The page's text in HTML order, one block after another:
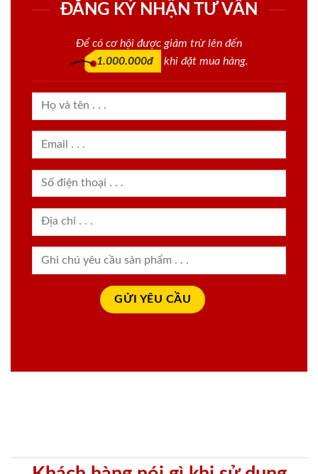
ĐĂNG KÝ NHẬN TƯ VẤN
Để có cơ hội được giảm trừ lên đến
1.000.000đ
khi đặt mua hàng.